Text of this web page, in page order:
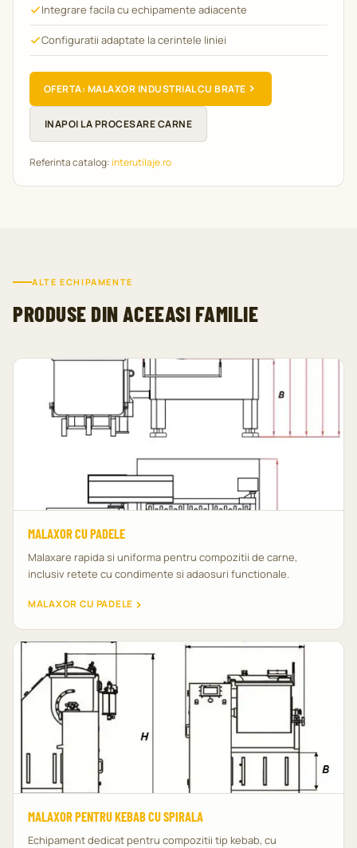
Integrare facila cu echipamente adiacente
Configuratii adaptate la cerintele liniei
OFERTA: MALAXOR INDUSTRIAL CU BRATE
INAPOI LA PROCESARE CARNE
Referinta catalog: interutilaje.ro
ALTE ECHIPAMENTE
PRODUSE DIN ACEEASI FAMILIE
MALAXOR CU PADELE
Malaxare rapida si uniforma pentru compozitii de carne,
inclusiv retete cu condimente si adaosuri functionale.
MALAXOR CU PADELE
MALAXOR PENTRU KEBAB CU SPIRALA
Echipament dedicat pentru compozitii tip kebab, cu